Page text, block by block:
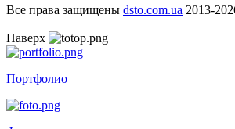
Все права защищены dsto.com.ua 2013-
Наверх
Портфолио